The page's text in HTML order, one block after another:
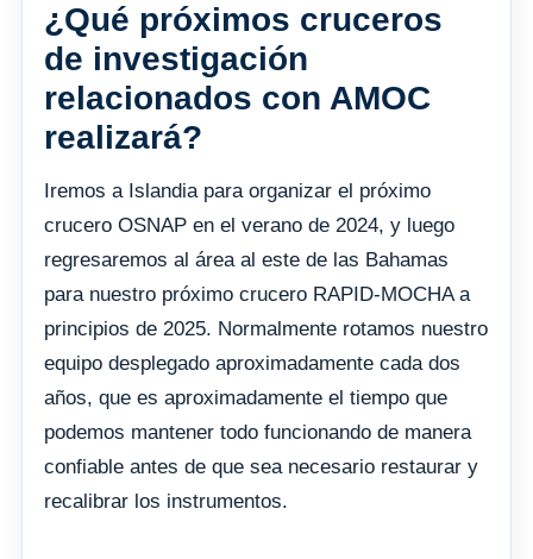
¿Qué próximos cruceros
de investigación
relacionados con AMOC
realizará?
Iremos a Islandia para organizar el próximo
crucero OSNAP en el verano de 2024, y luego
regresaremos al área al este de las Bahamas
para nuestro próximo crucero RAPID-MOCHA a
principios de 2025. Normalmente rotamos nuestro
equipo desplegado aproximadamente cada dos
años, que es aproximadamente el tiempo que
podemos mantener todo funcionando de manera
confiable antes de que sea necesario restaurar y
recalibrar los instrumentos.